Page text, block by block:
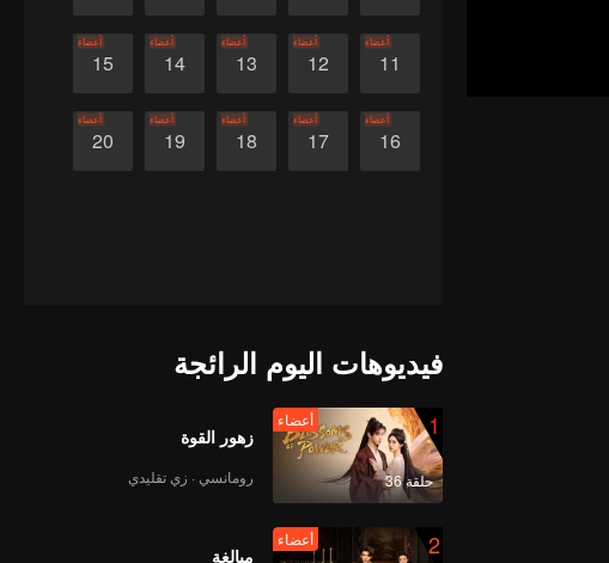
11
أعضاء
12
أعضاء
13
أعضاء
14
أعضاء
15
أعضاء
16
أعضاء
17
أعضاء
18
أعضاء
19
أعضاء
20
أعضاء
فيديوهات اليوم الرائجة
1
حلقة 36
أعضاء
زهور القوة
رومانسي · زي تقليدي
2 أعضاء
مبالغة